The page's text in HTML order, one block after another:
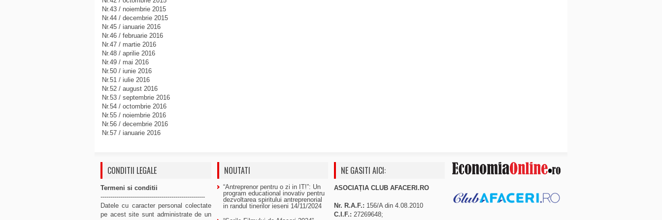
Nr.43 / noiembrie 2015
Nr.44 / decembrie 2015
Nr.45 / ianuarie 2016
Nr.46 / februarie 2016
Nr.47 / martie 2016
Nr.48 / aprilie 2016
Nr.49 / mai 2016
Nr.50 / iunie 2016
Nr.51 / iulie 2016
Nr.52 / august 2016
Nr.53 / septembrie 2016
Nr.54 / octombrie 2016
Nr.55 / noiembrie 2016
Nr.56 / decembrie 2016
Nr.57 / ianuarie 2016
CONDITII LEGALE
Termeni si conditii
-----------------------------------------------------
Datele cu caracter personal colectate
pe acest site sunt administrate de un
NOUTATI
“Antreprenor pentru o zi in IT!”: Un
program educational inovativ pentru
dezvoltarea spiritului antreprenorial
in randul tinerilor ieseni 14/11/2024
NE GASITI AICI:
ASOCIAȚIA CLUB AFACERI.RO
Nr. R.A.F.: 156/A din 4.08.2010
C.I.F.: 27269648;